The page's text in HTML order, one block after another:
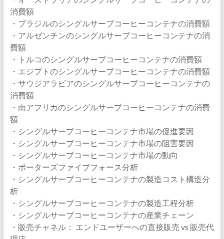
消費額
・ブラジルのシングルサーブコーヒーコンテナの消費額
・アルゼンチンのシングルサーブコーヒーコンテナの消
費額
・トルコのシングルサーブコーヒーコンテナの消費額
・エジプトのシングルサーブコーヒーコンテナの消費額
・サウジアラビアのシングルサーブコーヒーコンテナの
消費額
・南アフリカのシングルサーブコーヒーコンテナの消費
額
・シングルサーブコーヒーコンテナ市場の促進要因
・シングルサーブコーヒーコンテナ市場の阻害要因
・シングルサーブコーヒーコンテナ市場の動向
・ポーターズファイブフォース分析
・シングルサーブコーヒーコンテナの製造コスト構造分
析
・シングルサーブコーヒーコンテナの製造工程分析
・シングルサーブコーヒーコンテナの産業チェーン
・販売チャネル： エンドユーザーへの直接販売 vs 販売代